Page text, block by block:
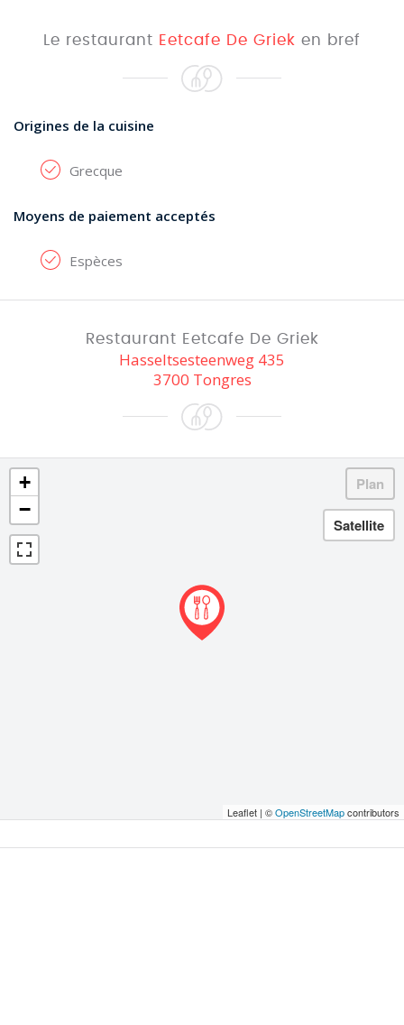
Le restaurant Eetcafe De Griek en bref
Origines de la cuisine
Grecque
Moyens de paiement acceptés
Espèces
Restaurant Eetcafe De Griek
Hasseltsesteenweg 435
3700 Tongres
+
−
Leaflet | ©OpenStreetMapcontributors